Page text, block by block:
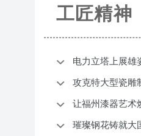
工匠精神
电力立塔上展
攻克特大型瓷雕
让福州漆器艺
璀璨钢花铸就